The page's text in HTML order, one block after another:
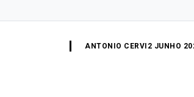
ANTONIO CERVI 2 JUNHO